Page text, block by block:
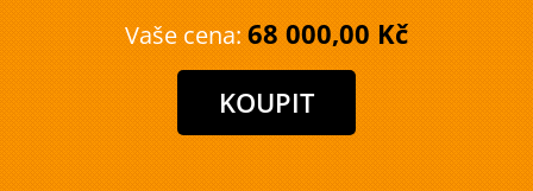
Vaše cena: 68 000,00 Kč